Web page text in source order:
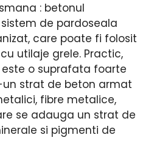
: betonul
de pardoseala
care poate fi folosit
utilaje grele. Practic,
o suprafata foarte
strat de beton armat
fibre metalice,
se adauga un strat de
si pigmenti de